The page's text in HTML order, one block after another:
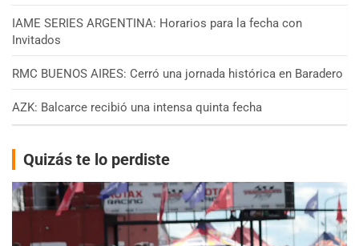
IAME SERIES ARGENTINA: Horarios para la fecha con
Invitados
RMC BUENOS AIRES: Cerró una jornada histórica en Baradero
AZK: Balcarce recibió una intensa quinta fecha
Quizás te lo perdiste